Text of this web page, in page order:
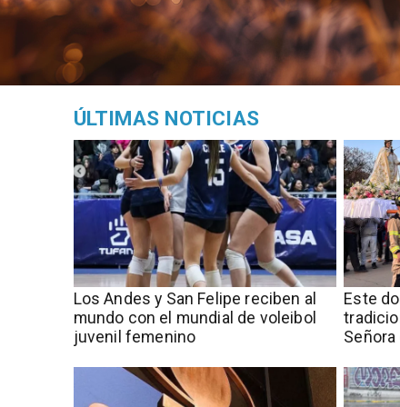
ÚLTIMAS NOTICIAS
​​Los Andes y San Felipe reciben al
mundo con el mundial de voleibol
juvenil femenino
Este